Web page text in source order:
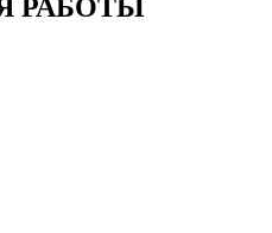
РАБОТЫ